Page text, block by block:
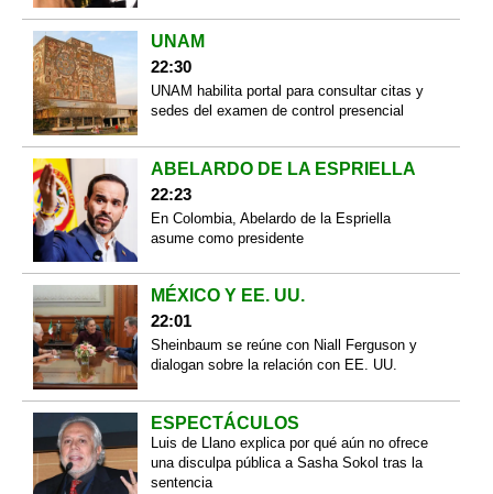
UNAM
22:30
UNAM habilita portal para consultar citas y
sedes del examen de control presencial
ABELARDO DE LA ESPRIELLA
22:23
En Colombia, Abelardo de la Espriella
asume como presidente
MÉXICO Y EE. UU.
22:01
Sheinbaum se reúne con Niall Ferguson y
dialogan sobre la relación con EE. UU.
ESPECTÁCULOS
Luis de Llano explica por qué aún no ofrece
una disculpa pública a Sasha Sokol tras la
sentencia